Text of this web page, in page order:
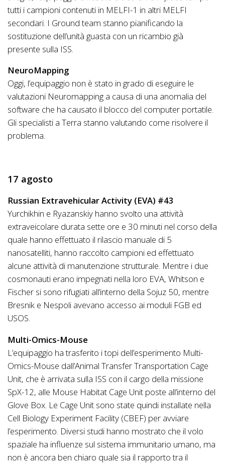
tutti i campioni contenuti in MELFI-1 in altri MELFI
secondari. I Ground team stanno pianificando la
sostituzione dell’unità guasta con un ricambio già
presente sulla ISS.
NeuroMapping
Oggi, l’equipaggio non è stato in grado di eseguire le
valutazioni Neuromapping a causa di una anomalia del
software che ha causato il blocco del computer portatile.
Gli specialisti a Terra stanno valutando come risolvere il
problema.
17 agosto
Russian Extravehicular Activity (EVA) #43
Yurchikhin e Ryazanskiy hanno svolto una attività
extraveicolare durata sette ore e 30 minuti nel corso della
quale hanno effettuato il rilascio manuale di 5
nanosatelliti, hanno raccolto campioni ed effettuato
alcune attività di manutenzione strutturale. Mentre i due
cosmonauti erano impegnati nella loro EVA, Whitson e
Fischer si sono rifugiati all’interno della Sojuz 50, mentre
Bresnik e Nespoli avevano accesso ai moduli FGB ed
USOS.
Multi-Omics-Mouse
L’equipaggio ha trasferito i topi dell’esperimento Multi-
Omics-Mouse dall’Animal Transfer Transportation Cage
Unit, che è arrivata sulla ISS con il cargo della missione
SpX-12, alle Mouse Habitat Cage Unit poste all’interno del
Glove Box. Le Cage Unit sono state quindi installate nella
Cell Biology Experiment Facility (CBEF) per avviare
l’esperimento. Diversi studi hanno mostrato che il volo
spaziale ha influenze sul sistema immunitario umano, ma
non è ancora ben chiaro quale sia il rapporto tra il